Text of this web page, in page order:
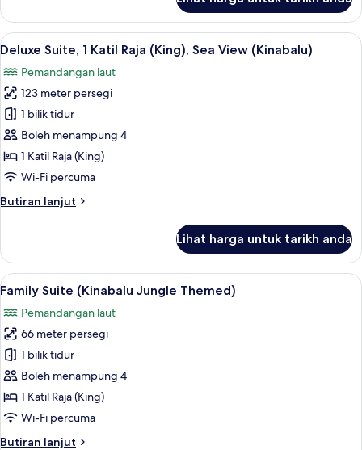
Club,
Twin
Room,
View
Lihat
semua
foto
untuk
Deluxe
Suite,
1
Katil
(King),
(Kinabalu)
Deluxe Suite, 1 Katil Raja (King), Sea
6
Deluxe Suite, 1 Katil Raja (King), Sea View (Kinabalu)
Pemandangan laut
123 meter persegi
1 bilik tidur
Boleh menampung 4
1 Katil Raja (King)
Wi-Fi percuma
Butiran lanjut
Butiran
Suite,
Katil
(King),
Sea
View
(Kinabalu)
Lihat harga untuk tarikh anda
Lihat
semua
foto
untuk
Family
Suite
(Kinabalu
Jungle
Themed)
Family Suite (Kinabalu Jungle
8
Family Suite (Kinabalu Jungle Themed)
Pemandangan laut
66 meter persegi
1 bilik tidur
Boleh menampung 4
1 Katil Raja (King)
Wi-Fi percuma
Butiran lanjut
Butiran